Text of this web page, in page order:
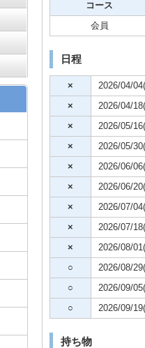
コース
会員
日程
× 2026/04/
× 2026/04/
× 2026/05/
× 2026/05/
× 2026/06/
× 2026/06/
× 2026/07/
× 2026/07/
× 2026/08/
○ 2026/08/
○ 2026/09/
○ 2026/09/
持ち物
こども
食とグルメ